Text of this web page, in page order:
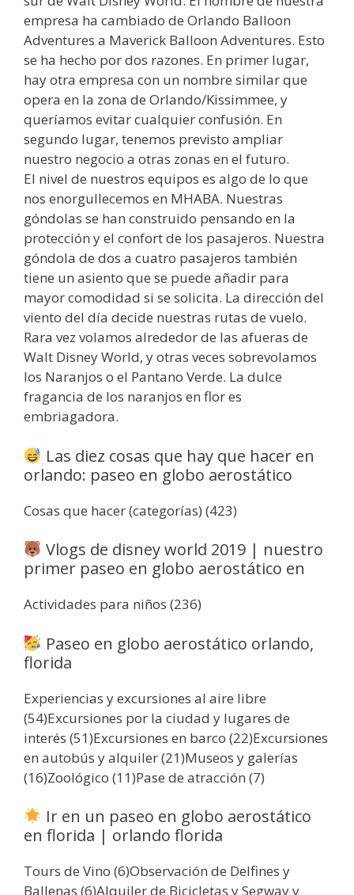
empresa ha cambiado de Orlando Balloon
Adventures a Maverick Balloon Adventures. Esto
se ha hecho por dos razones. En primer lugar,
hay otra empresa con un nombre similar que
opera en la zona de Orlando/Kissimmee, y
queríamos evitar cualquier confusión. En
segundo lugar, tenemos previsto ampliar
nuestro negocio a otras zonas en el futuro.
El nivel de nuestros equipos es algo de lo que
nos enorgullecemos en MHABA. Nuestras
góndolas se han construido pensando en la
protección y el confort de los pasajeros. Nuestra
góndola de dos a cuatro pasajeros también
tiene un asiento que se puede añadir para
mayor comodidad si se solicita. La dirección del
viento del día decide nuestras rutas de vuelo.
Rara vez volamos alrededor de las afueras de
Walt Disney World, y otras veces sobrevolamos
los Naranjos o el Pantano Verde. La dulce
fragancia de los naranjos en flor es
embriagadora.
Las diez cosas que hay que hacer en
orlando: paseo en globo aerostático
Cosas que hacer (categorías) (423)
Vlogs de disney world 2019 | nuestro
primer paseo en globo aerostático en
Actividades para niños (236)
Paseo en globo aerostático orlando,
florida
Experiencias y excursiones al aire libre
(54)Excursiones por la ciudad y lugares de
interés (51)Excursiones en barco (22)Excursiones
en autobús y alquiler (21)Museos y galerías
(16)Zoológico (11)Pase de atracción (7)
Ir en un paseo en globo aerostático
en florida | orlando florida
Tours de Vino (6)Observación de Delfines y
Ballenas (6)Alquiler de Bicicletas y Segway y